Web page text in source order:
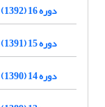
دوره 16 (1392)
دوره 15 (1391)
دوره 14 (1390)